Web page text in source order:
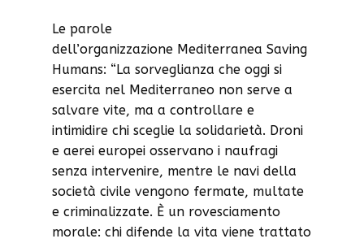
Le parole
dell’organizzazione Mediterranea Saving
Humans: “La sorveglianza che oggi si
esercita nel Mediterraneo non serve a
salvare vite, ma a controllare e
intimidire chi sceglie la solidarietà. Droni
e aerei europei osservano i naufragi
senza intervenire, mentre le navi della
società civile vengono fermate, multate
e criminalizzate. È un rovesciamento
morale: chi difende la vita viene trattato